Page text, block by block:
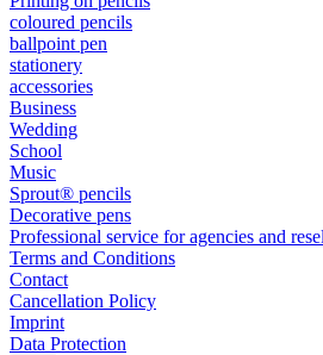
coloured pencils
ballpoint pen
stationery
accessories
Business
Wedding
School
Music
Sprout® pencils
Decorative pens
Professional service for agencies and
Terms and Conditions
Contact
Cancellation Policy
Imprint
Data Protection